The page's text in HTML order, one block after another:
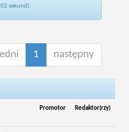
sekund).
1 następny
Promotor Redaktor(rzy)